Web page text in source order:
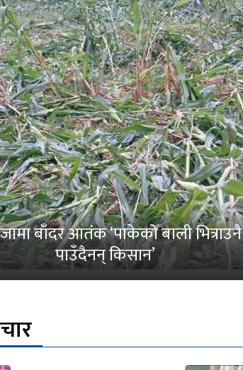
बाँदर आतंक ‘पाकेको बाली भित्राउनै
पाउँदैनन् किसान’